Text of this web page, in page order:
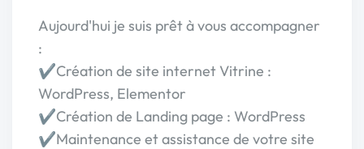
Aujourd'hui je suis prêt à vous accompagner
:
✔️Création de site internet Vitrine :
WordPress, Elementor
✔️Création de Landing page : WordPress
✔️Maintenance et assistance de votre site